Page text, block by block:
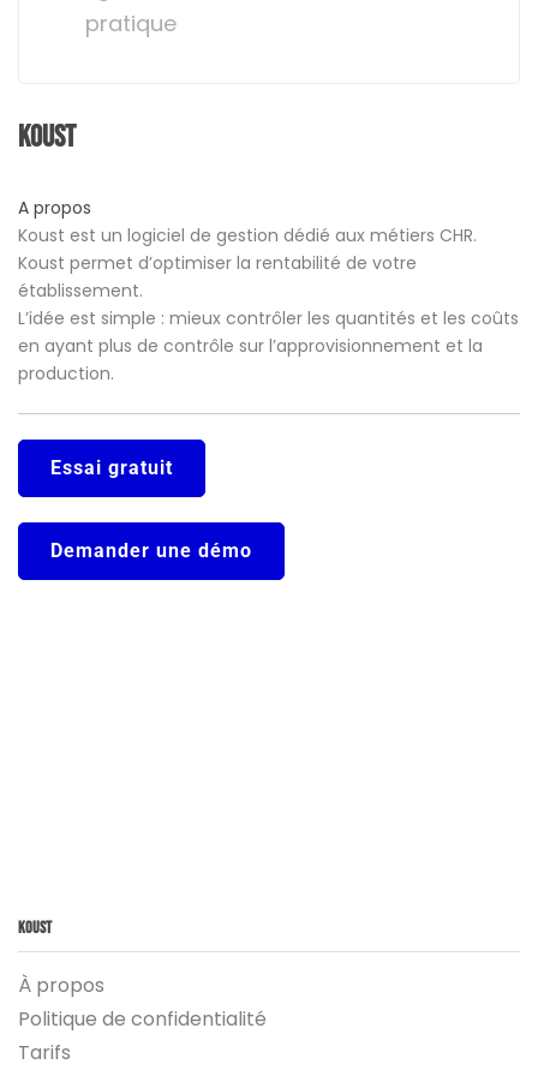
pratique
Koust
A propos
Koust est un logiciel de gestion dédié aux métiers CHR.
Koust permet d’optimiser la rentabilité de votre
établissement.
L’idée est simple : mieux contrôler les quantités et les coûts
en ayant plus de contrôle sur l’approvisionnement et la
production.
Essai gratuit
Demander une démo
Koust
À propos
Politique de confidentialité
Tarifs